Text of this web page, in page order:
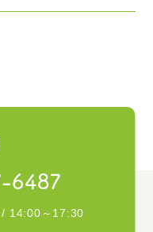
6487
14:00～17:30